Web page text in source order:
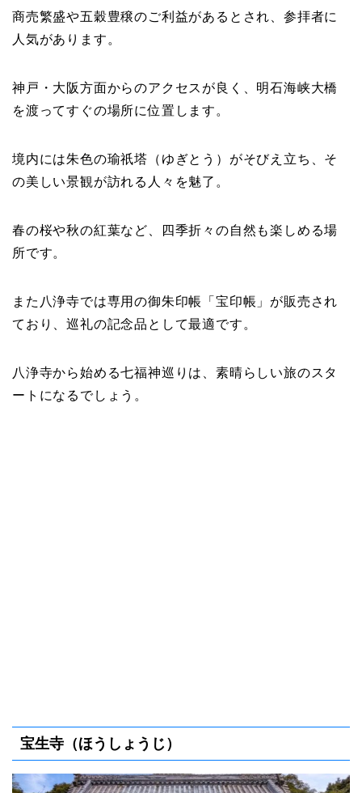
商売繁盛や五穀豊穣のご利益があるとされ、参拝者に
人気があります。
神戸・大阪方面からのアクセスが良く、明石海峡大橋
を渡ってすぐの場所に位置します。
境内には朱色の瑜祇塔（ゆぎとう）がそびえ立ち、そ
の美しい景観が訪れる人々を魅了。
春の桜や秋の紅葉など、四季折々の自然も楽しめる場
所です。
また八浄寺では専用の御朱印帳「宝印帳」が販売され
ており、巡礼の記念品として最適です。
八浄寺から始める七福神巡りは、素晴らしい旅のスタ
ートになるでしょう。
宝生寺（ほうしょうじ）